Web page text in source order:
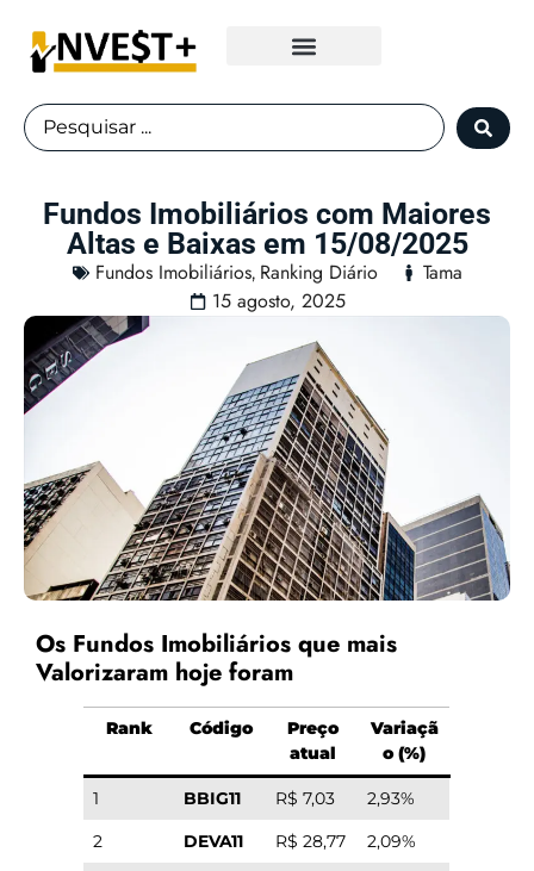
Fundos Imobiliários com Maiores
Altas e Baixas em 15/08/2025
Fundos Imobiliários, Ranking Diário
Tama
15 agosto, 2025
Os Fundos Imobiliários que mais
Valorizaram hoje foram
Rank Código
Preço
atual
Variaçã
o (%)
1 BBIG11 R$ 7,03
2,93%
2
DEVA11 R$ 28,77
2,09%